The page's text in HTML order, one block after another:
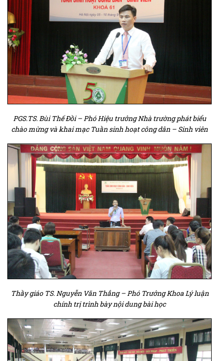
PGS.TS. Bùi Thế Đồi – Phó Hiệu trưởng Nhà trường phát biểu
chào mừng và khai mạc Tuần sinh hoạt công dân – Sinh viên
Thầy giáo TS. Nguyễn Văn Thắng – Phó Trưởng Khoa Lý luận
chính trị trình bày nội dung bài học